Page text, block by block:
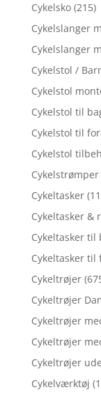
Cykelsko (215)
Cykelslanger
Cykelslanger
Cykelstol /
Cykelstol
Cykelstol til
Cykelstol til
Cykelstol
Cykelstrømper
Cykeltasker
Cykeltasker &
Cykeltasker til
Cykeltasker til
Cykeltrøjer
Cykeltrøjer
Cykeltrøjer
Cykeltrøjer
Cykeltrøjer
Cykelværktøj